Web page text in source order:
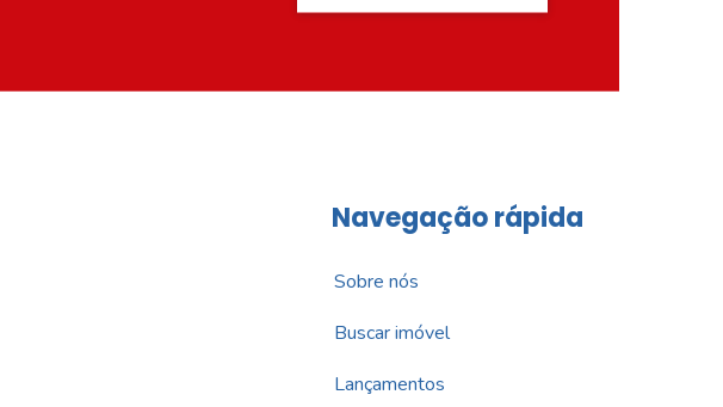
Navegação rápida
Sobre nós
Buscar imóvel
Lançamentos